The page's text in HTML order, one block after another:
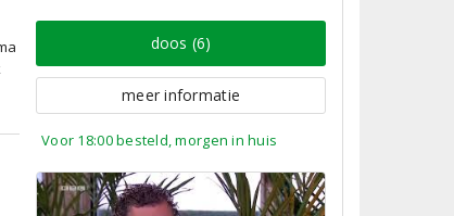
doos (6)
meer informatie
Voor 18:00 besteld, morgen in huis